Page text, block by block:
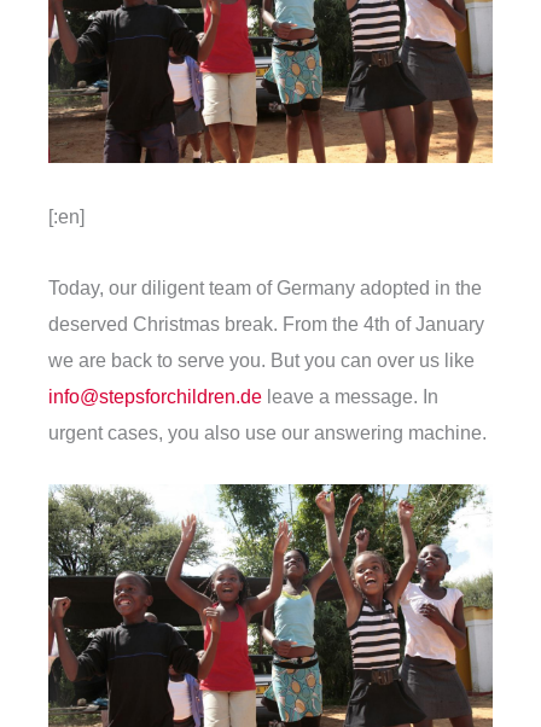
[:en]
Today, our diligent team of Germany adopted in the
deserved Christmas break. From the 4th of January
we are back to serve you. But you can over us like
info@stepsforchildren.de leave a message. In
urgent cases, you also use our answering machine.